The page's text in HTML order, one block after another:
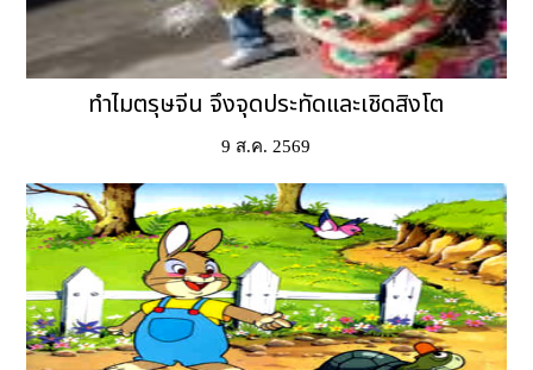
ทำไมตรุษจีน จึงจุดประทัดและเชิดสิงโต
9 ส.ค. 2569